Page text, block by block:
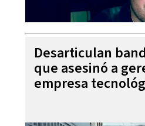
Desarticulan
que asesinó a
empresa